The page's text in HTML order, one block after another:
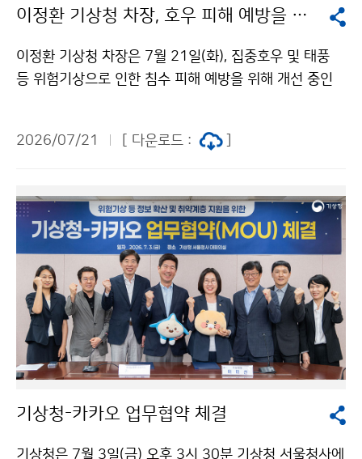
이정환 기상청 차장, 호우 피해 예방을 위한 자연재해 위험개선지구 방문
이정환 기상청 차장은 7월 21일(화), 집중호우 및 태풍
등 위험기상으로 인한 침수 피해 예방을 위해 개선 중인
16년 태풍 차바 등 그동안 태풍으로 인해 많은 비가 내려
피해까지 있었던 곳으로, 여름철 위험기상 시 자연재해 발
생이 우려되는 지역이다.
2026/07/21 [ 다운로드 :
기상청-카카오 업무협약 체결
기상청은 7월 3일(금) 오후 3시 30분 기상청 서울청사에